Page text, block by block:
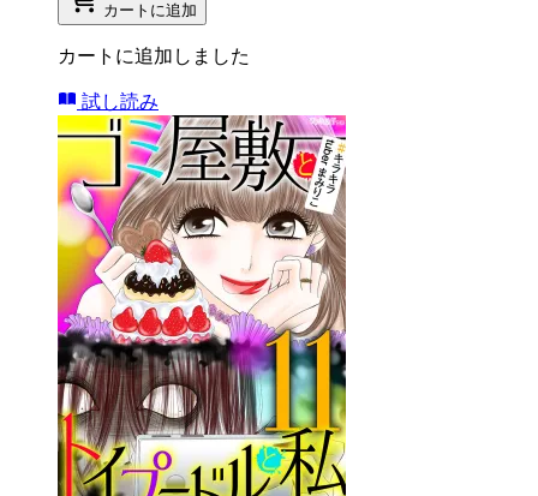
カートに追加
カートに追加しました
試し読み